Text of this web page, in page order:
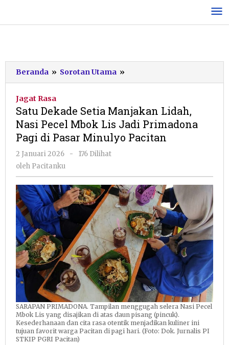
konten
Beranda » Sorotan Utama »
Dekade
Lidah,
Nasi
Pecel
Primadona
Pagi
di
Pasar
Minulyo
Pacitan
Jagat Rasa
Satu Dekade Setia Manjakan Lidah,
Nasi Pecel Mbok Lis Jadi Primadona
Pagi di Pasar Minulyo Pacitan
2 Januari 2026
oleh
-
176 Dilihat
oleh Pacitanku
SARAPAN PRIMADONA. Tampilan menggugah selera Nasi Pecel
Mbok Lis yang disajikan di atas daun pisang (pincuk).
Kesederhanaan dan cita rasa otentik menjadikan kuliner ini
tujuan favorit warga Pacitan di pagi hari. (Foto: Dok. Jurnalis PI
STKIP PGRI Pacitan)